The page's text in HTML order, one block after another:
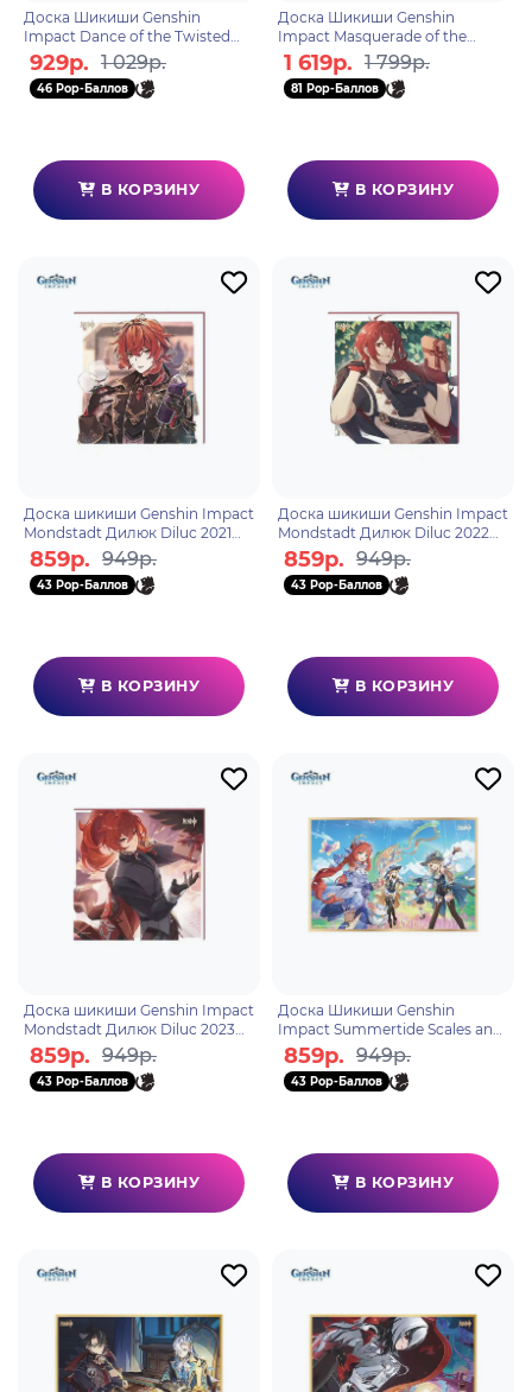
Доска Шикиши Genshin
Impact Dance of the Twisted
Realm 6942421104278
929р. 1 029р.
46 Pop-Баллов
В КОРЗИНУ
Доска Шикиши Genshin
Impact Masquerade of the
Guilty 6942421132813
1 619р. 1 799р.
81 Pop-Баллов
В КОРЗИНУ
Доска шикиши Genshin Impact
Mondstadt Дилюк Diluc 2021
Edition 6942421106142
859р. 949р.
43 Pop-Баллов
В КОРЗИНУ
Доска шикиши Genshin Impact
Mondstadt Дилюк Diluc 2022
Edition 6942421106159
859р. 949р.
43 Pop-Баллов
В КОРЗИНУ
Доска шикиши Genshin Impact
Mondstadt Дилюк Diluc 2023
Edition 6942421106166
859р. 949р.
43 Pop-Баллов
В КОРЗИНУ
Доска Шикиши Genshin
Impact Summertide Scales and
Tales 6942421142492
859р. 949р.
43 Pop-Баллов
В КОРЗИНУ